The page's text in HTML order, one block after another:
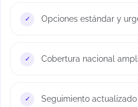
Opciones estándar y
Cobertura nacional
Seguimiento